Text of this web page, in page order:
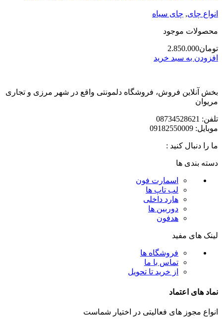
انواع چای, چای سیاه
محصولات موجود
تومان2.850.000
افزودن به سبد خرید
بخش آنلاین فروش، فروشگاه دلمونتی واقع در شهر مرزی و تجاری
مریوان
تلفن: 08734528621
موبایل: 09182550009
ما را دنبال کنید :
دسته بندی ها
اسمارت فون
لب تاپ ها
هارد داخلی
دوربین ها
هدفون
لینک های مفید
فروشگاه ها
تماس با ما
از خرید تا تحویل
نماد های اعتماد
انواع مجوز های فعالیتی در اختیار شماست